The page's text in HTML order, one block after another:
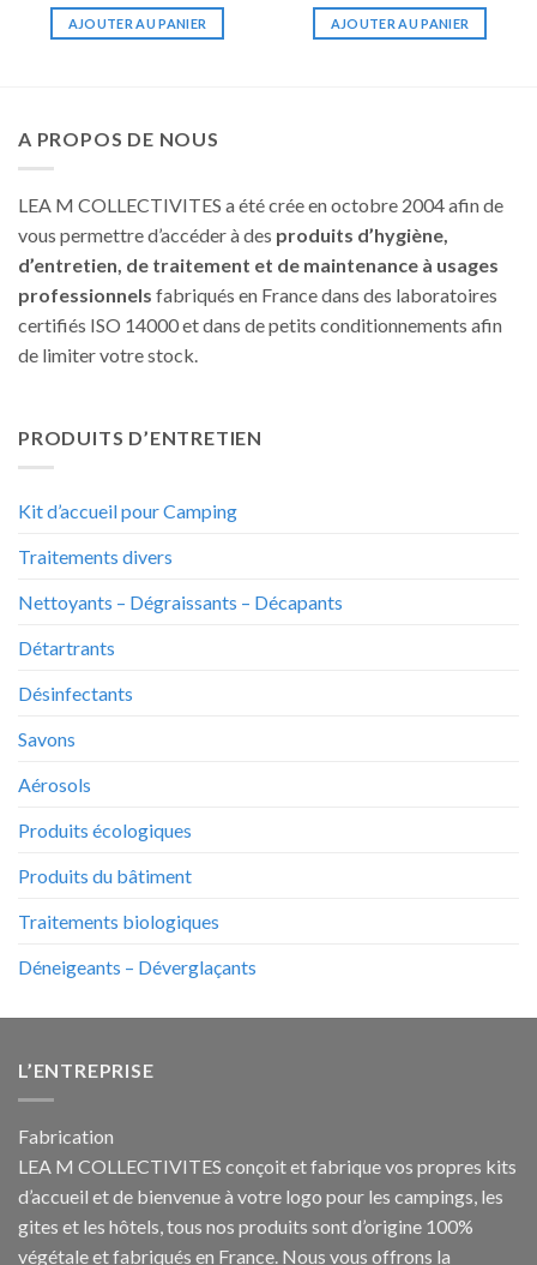
AJOUTER AU PANIER AJOUTER AU PANIER
A PROPOS DE NOUS
LEA M COLLECTIVITES a été crée en octobre 2004 afin de
vous permettre d’accéder à des produits d’hygiène,
d’entretien, de traitement et de maintenance à usages
professionnels fabriqués en France dans des laboratoires
certifiés ISO 14000 et dans de petits conditionnements afin
de limiter votre stock.
PRODUITS D’ENTRETIEN
Kit d’accueil pour Camping
Traitements divers
Nettoyants – Dégraissants – Décapants
Détartrants
Désinfectants
Savons
Aérosols
Produits écologiques
Produits du bâtiment
Traitements biologiques
Déneigeants – Déverglaçants
L’ENTREPRISE
Fabrication
LEA M COLLECTIVITES conçoit et fabrique vos propres kits
d’accueil et de bienvenue à votre logo pour les campings , les
gites et les hôtels, tous nos produits sont d’origine 100%
végétale et fabriqués en France. Nous vous offrons la